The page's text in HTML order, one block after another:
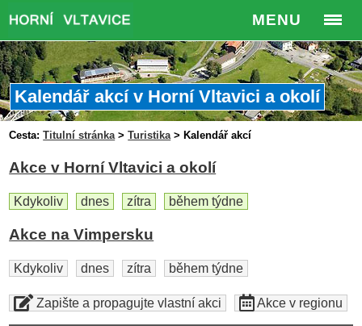
MENU
Kalendář akcí v Horní Vltavici a okolí
Cesta: Titulní stránka>Turistika> Kalendář akcí
Akce v Horní Vltavici a okolí
Kdykoliv dnes zítra během týdne
Akce na Vimpersku
Kdykoliv dnes zítra během týdne
Zapište a propagujte vlastní akci Akce v regionu